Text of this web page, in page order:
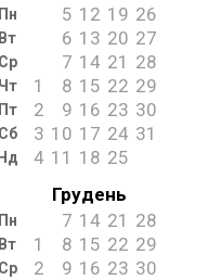
Пн 5 12 19 26
Вт 6 13 20 27
Ср 7 14 21 28
Чт 1 8 15 22 29
Пт 2 9 16 23 30
Сб 3 10 17 24 31
Нд 4 11 18 25
Грудень
Пн 7 14 21 28
Вт 1 8 15 22 29
Ср 2 9 16 23 30